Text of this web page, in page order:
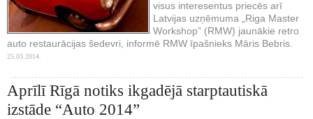
visus interesentus priecēs arī
Latvijas uzņēmuma „Riga Master
Workshop” (RMW) jaunākie retro
auto restaurācijas šedevri, informē RMW īpašnieks Māris Bebris.
25.03.2014.
Aprīlī Rīgā notiks ikgadējā starptautiskā
izstāde “Auto 2014”